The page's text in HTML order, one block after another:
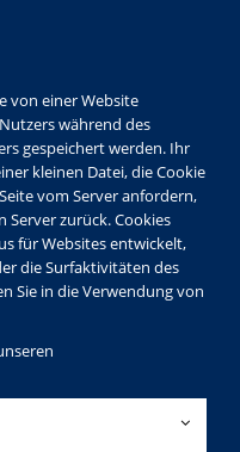
von einer Website
während des
gespeichert werden. Ihr
kleinen Datei, die Cookie
vom Server anfordern,
Server zurück. Cookies
für Websites entwickelt,
die Surfaktivitäten des
Sie in die Verwendung von